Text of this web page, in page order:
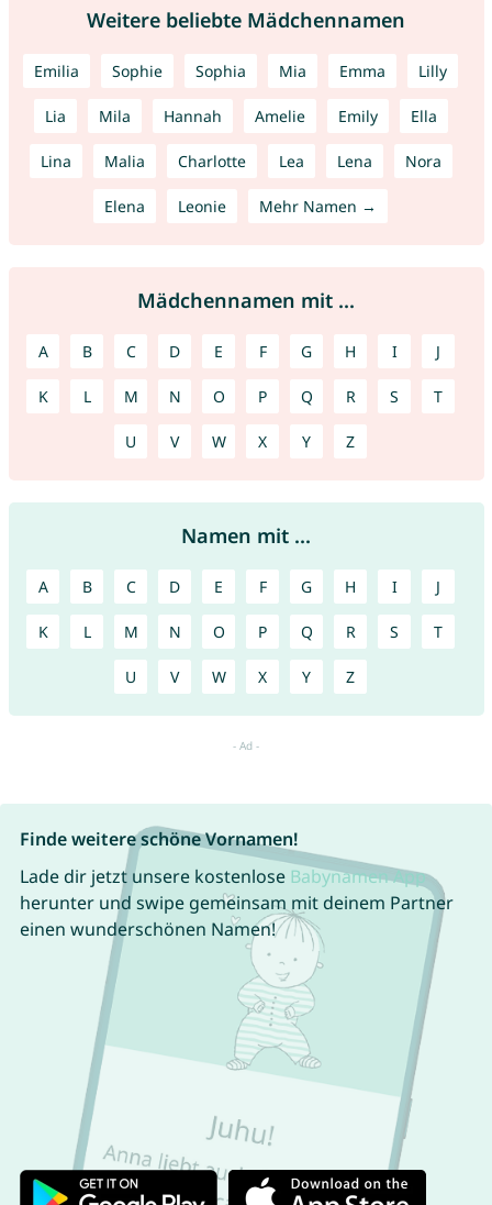
Weitere beliebte Mädchennamen
Emilia Sophie Sophia Mia Emma Lilly
Lia Mila Hannah Amelie Emily Ella
Lina Malia Charlotte Lea Lena Nora
Elena Leonie Mehr Namen →
Mädchennamen mit ...
A B C D E F G H I J
K L M N O P Q R S T
U V W X Y Z
Namen mit ...
A B C D E F G H I J
K L M N O P Q R S T
U V W X Y Z
Finde weitere schöne Vornamen!
Lade dir jetzt unsere kostenlose Babynamen App
herunter und swipe gemeinsam mit deinem Partner
einen wunderschönen Namen!